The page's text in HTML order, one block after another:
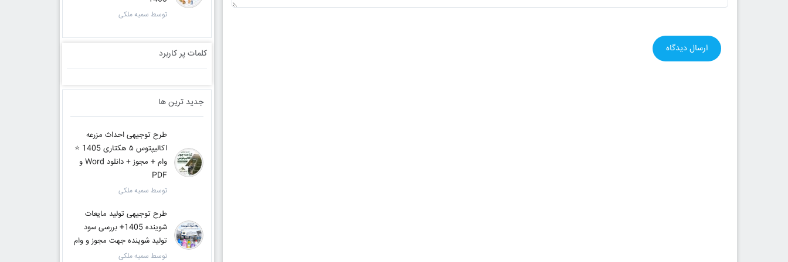
توسط سمیه ملکی
کلمات پر کاربرد
جدید ترین ها
طرح توجیهی احداث مزرعه
اکالیپتوس ۵ هکتاری 1405 ⭐️
وام + مجوز + دانلود Word و
PDF
توسط سمیه ملکی
طرح توجیهی تولید مایعات
شوینده 1405+ بررسی سود
تولید شوینده جهت مجوز و وام
توسط سمیه ملکی